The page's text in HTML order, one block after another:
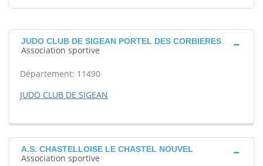
JUDO CLUB DE SIGEAN PORTEL DES CORBIERES
Association sportive
Département: 11490
JUDO CLUB DE SIGEAN
A.S. CHASTELLOISE LE CHASTEL NOUVEL
Association sportive